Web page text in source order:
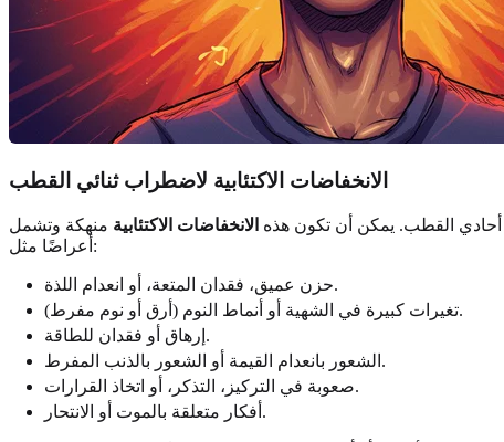
الانخفاضات الاكتئابية لاضطراب ثنائي القطب
أحادي القطب. يمكن أن تكون هذه الانخفاضات الاكتئابية منهكة وتشمل
أعراضًا مثل:
حزن عميق، فقدان المتعة، أو انعدام اللذة.
تغيرات كبيرة في الشهية أو أنماط النوم (أرق أو نوم مفرط).
إرهاق أو فقدان للطاقة.
الشعور بانعدام القيمة أو الشعور بالذنب المفرط.
صعوبة في التركيز، التذكر، أو اتخاذ القرارات.
أفكار متعلقة بالموت أو الانتحار.